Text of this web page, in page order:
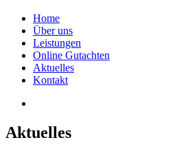
Home
Über uns
Leistungen
Online Gutachten
Aktuelles
Kontakt
Aktuelles